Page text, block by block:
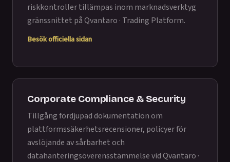
riskkontroller tillämpas inom marknadsverktyg
gränssnittet påQvantaro · Trading Platform.
Besök officiella sidan
Corporate Compliance & Security
Tillgång fördjupad dokumentation om
plattformssäkerhetsrecensioner, policyer för
avslöjande av sårbarhet och
datahanteringsöverensstämmelse vidQvantaro ·